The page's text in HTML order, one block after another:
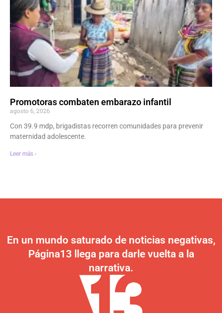
Promotoras combaten embarazo infantil
agosto 6, 2026
Con 39.9 mdp, brigadistas recorren comunidades para prevenir
maternidad adolescente.
Leer más ›
En un mundo saturado de noticias negativas,
Página13 llega para darle vuelta a la
narrativa.